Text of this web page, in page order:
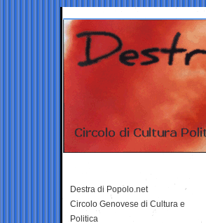
Destra di Popolo.net
Circolo Genovese di Cultura e
Politica